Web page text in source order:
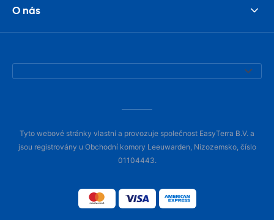
O nás
Tyto webové stránky vlastní a provozuje společnost EasyTerra B.V. a
jsou registrovány u Obchodní komory Leeuwarden, Nizozemsko, číslo
01104443.